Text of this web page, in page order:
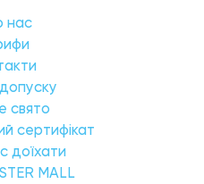
нас
свято
сертифікат
доїхати
MALL